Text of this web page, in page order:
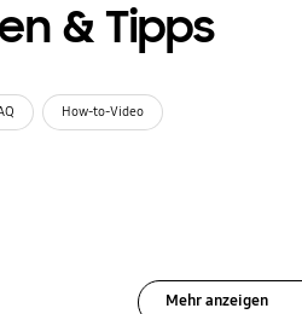
& Tipps
How-to-Video
Mehr anzeigen